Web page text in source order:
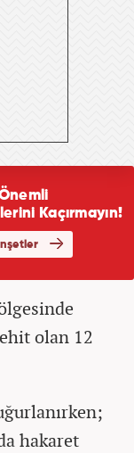
olan 12
hakaret